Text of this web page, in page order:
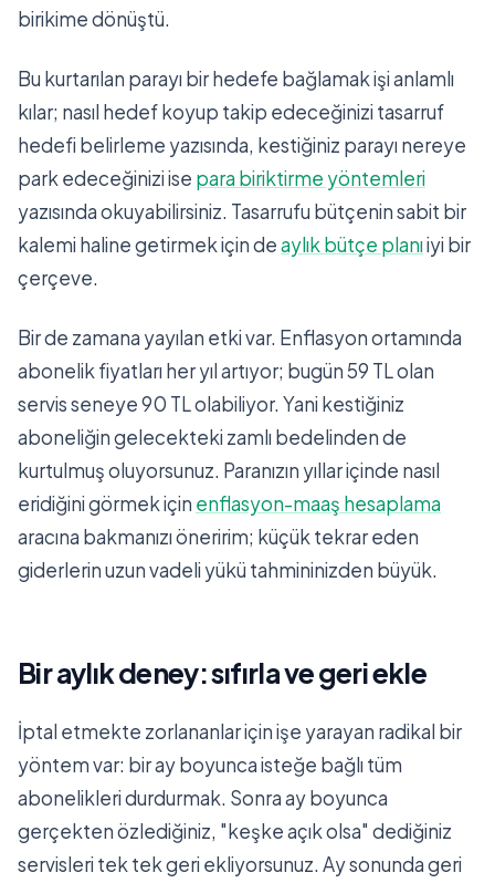
birikime dönüştü.
Bu kurtarılan parayı bir hedefe bağlamak işi anlamlı
kılar; nasıl hedef koyup takip edeceğinizi tasarruf
hedefi belirleme yazısında, kestiğiniz parayı nereye
park edeceğinizi ise para biriktirme yöntemleri
yazısında okuyabilirsiniz. Tasarrufu bütçenin sabit bir
kalemi haline getirmek için deaylık bütçe planıiyi bir
çerçeve.
Bir de zamana yayılan etki var. Enflasyon ortamında
abonelik fiyatları her yıl artıyor; bugün 59 TL olan
servis seneye 90 TL olabiliyor. Yani kestiğiniz
aboneliğin gelecekteki zamlı bedelinden de
kurtulmuş oluyorsunuz. Paranızın yıllar içinde nasıl
eridiğini görmek için enflasyon-maaş hesaplama
aracına bakmanızı öneririm; küçük tekrar eden
giderlerin uzun vadeli yükü tahmininizden büyük.
Bir aylık deney: sıfırla ve geri ekle
İptal etmekte zorlananlar için işe yarayan radikal bir
yöntem var: bir ay boyunca isteğe bağlı tüm
abonelikleri durdurmak. Sonra ay boyunca
gerçekten özlediğiniz, "keşke açık olsa" dediğiniz
servisleri tek tek geri ekliyorsunuz. Ay sonunda geri